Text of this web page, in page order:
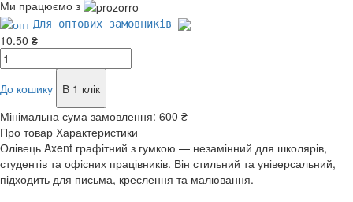
Ми працюємо з
Для оптових замовників
10.50 ₴
До кошику
В 1 клік
Мінімальна сума замовлення: 600 ₴
Про товар Характеристики
Олівець Axent графітний з гумкою — незамінний для школярів,
студентів та офісних працівників. Він стильний та універсальний,
підходить для письма, креслення та малювання.